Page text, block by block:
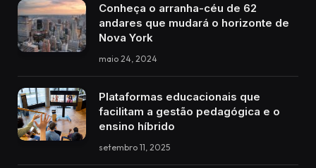
Conheça o arranha-céu de 62
andares que mudará o horizonte de
Nova York
maio 24, 2024
Plataformas educacionais que
facilitam a gestão pedagógica e o
ensino híbrido
setembro 11, 2025